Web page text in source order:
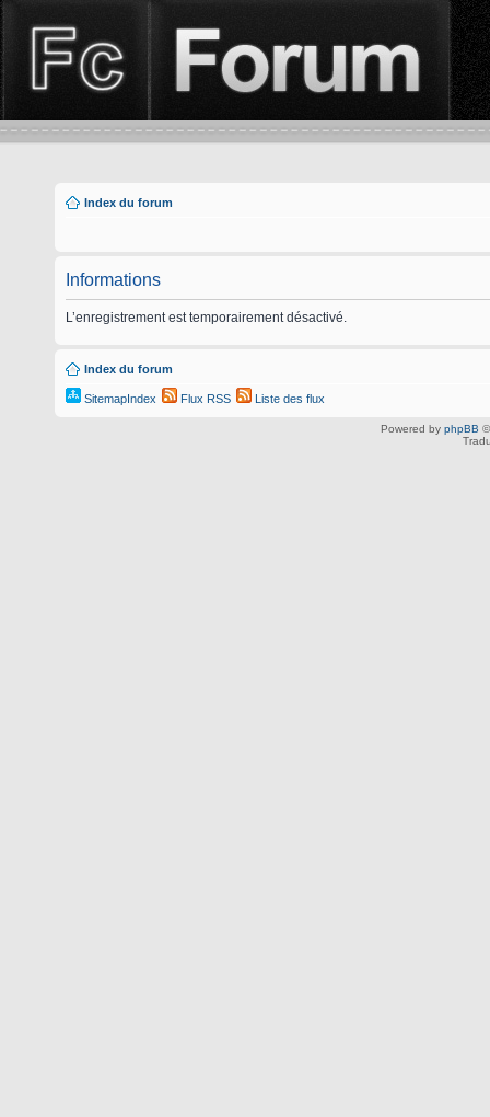
Index du forum
Informations
L’enregistrement est temporairement désactivé.
Index du forum
SitemapIndex Flux RSS Liste des flux
Powered by phpBB